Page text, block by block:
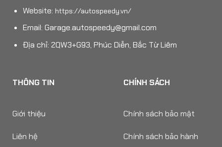
Website: https://autospeedy.vn/
Email: Garage.autospeedy@gmail.com
Địa chỉ: 2QW3+G93, Phúc Diễn, Bắc Từ Liêm
THÔNG TIN
Giới thiệu
Liên hệ
CHÍNH SÁCH
Chính sách bảo mật
Chính sách bảo hành